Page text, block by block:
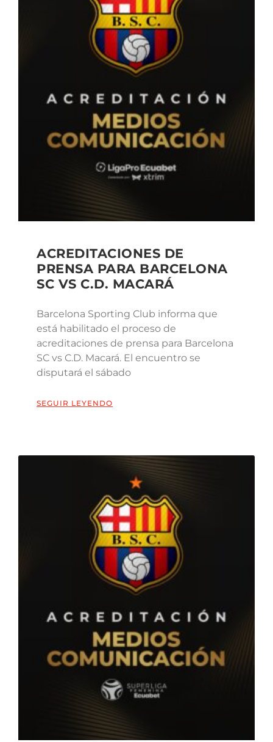
ACREDITACIONES DE
PRENSA PARA BARCELONA
SC VS C.D. MACARÁ
Barcelona Sporting Club informa que
está habilitado el proceso de
acreditaciones de prensa para Barcelona
SC vs C.D. Macará. El encuentro se
disputará el sábado
SEGUIR LEYENDO